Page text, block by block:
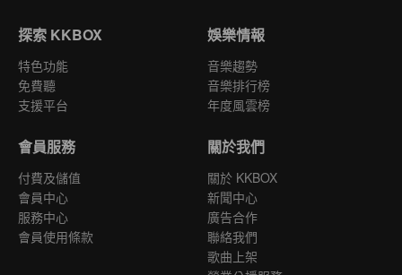
探索 KKBOX
特色功能
免費聽
支援平台
娛樂情報
音樂趨勢
音樂排行榜
年度風雲榜
會員服務
付費及儲值
會員中心
服務中心
會員使用條款
關於我們
關於 KKBOX
新聞中心
廣告合作
聯絡我們
歌曲上架